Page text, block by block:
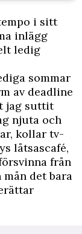
i sitt
inlägg
ledig
sommar
av deadline
jag suttit
njuta och
kollar tv-
låtsascafé,
från
det bara